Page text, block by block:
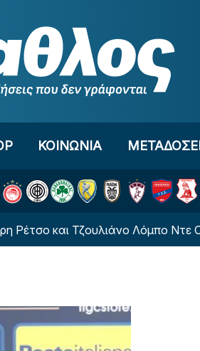
ΚΟΙΝΩΝΙΑ
και Τζουλιάνο Λόμπο Ντε